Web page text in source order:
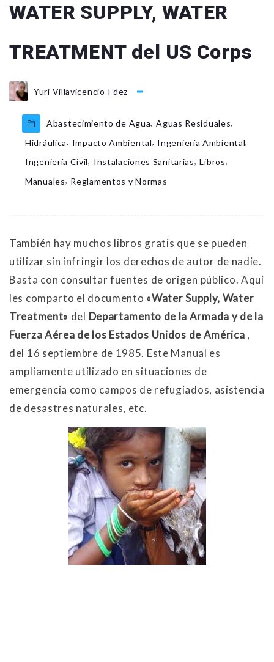
WATER SUPPLY, WATER
TREATMENT del US Corps
Yuri Villavicencio-Fdez
Abastecimiento de Agua, Aguas Residuales,
Hidráulica, Impacto Ambiental, Ingeniería Ambiental,
Ingeniería Civil, Instalaciones Sanitarias, Libros,
Manuales, Reglamentos y Normas
También hay muchos libros gratis que se pueden
utilizar sin infringir los derechos de autor de nadie.
Basta con consultar fuentes de origen público. Aquí
les comparto el documento «Water Supply, Water
Treatment» del Departamento de la Armada y de la
Fuerza Aérea de los Estados Unidos de América ,
del 16 septiembre de 1985. Este Manual es
ampliamente utilizado en situaciones de
emergencia como campos de refugiados, asistencia
de desastres naturales, etc.